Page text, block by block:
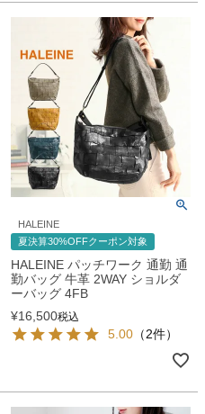
HALEINE
夏決算30%OFFクーポン対象
HALEINE パッチワーク 通勤 通
勤バッグ 牛革 2WAY ショルダ
ーバッグ 4FB
¥16,500税込
5.00 （2件）